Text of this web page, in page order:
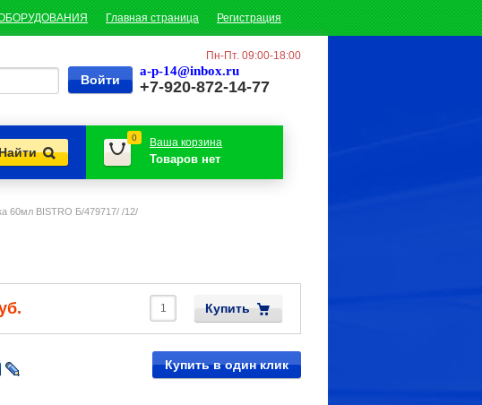
Главная страница Регистрация
Пн-Пт. 09:00-18:00
a-p-14@inbox.ru
+7-920-872-14-77
0 Ваша корзина
Товаров нет
60мл BISTRO Б/479717/ /12/
Купить
Купить в один клик